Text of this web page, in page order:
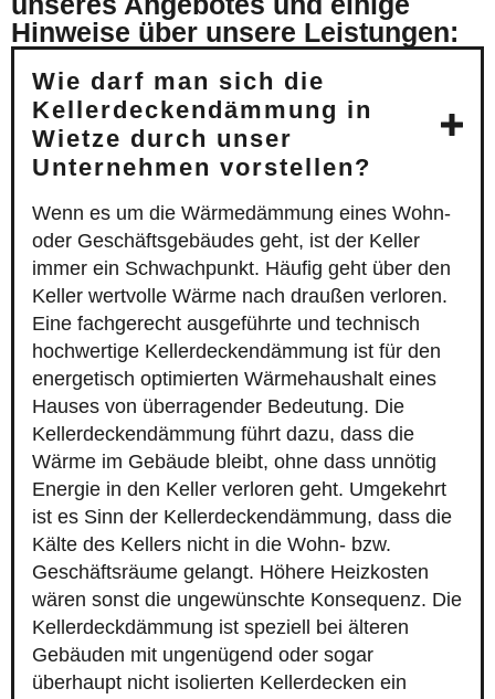
Hinweise über unsere Leistungen:
Wie darf man sich die
Kellerdeckendämmung in
Wietze durch unser
Unternehmen vorstellen?
Wenn es um die Wärmedämmung eines Wohn-
oder Geschäftsgebäudes geht, ist der Keller
immer ein Schwachpunkt. Häufig geht über den
Keller wertvolle Wärme nach draußen verloren.
Eine fachgerecht ausgeführte und technisch
hochwertige Kellerdeckendämmung ist für den
energetisch optimierten Wärmehaushalt eines
Hauses von überragender Bedeutung. Die
Kellerdeckendämmung führt dazu, dass die
Wärme im Gebäude bleibt, ohne dass unnötig
Energie in den Keller verloren geht. Umgekehrt
ist es Sinn der Kellerdeckendämmung, dass die
Kälte des Kellers nicht in die Wohn- bzw.
Geschäftsräume gelangt. Höhere Heizkosten
wären sonst die ungewünschte Konsequenz. Die
Kellerdeckdämmung ist speziell bei älteren
Gebäuden mit ungenügend oder sogar
überhaupt nicht isolierten Kellerdecken ein